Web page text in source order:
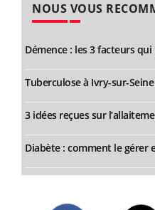
NOUS VOUS
Démence : les 3 facteurs
Tuberculose à Ivry-sur-
3 idées reçues sur
Diabète : comment le gérer